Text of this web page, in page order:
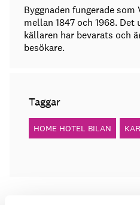
Byggnaden fungerade
mellan 1847 och 1968.
källaren har bevarats och
besökare.
Taggar
HOME HOTEL BILAN